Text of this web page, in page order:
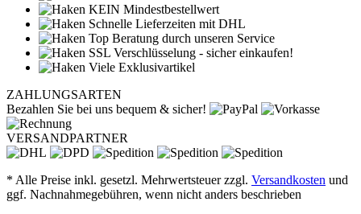
KEIN Mindestbestellwert
Schnelle Lieferzeiten mit DHL
Top Beratung durch unseren Service
SSL Verschlüsselung - sicher einkaufen!
Viele Exklusivartikel
ZAHLUNGSARTEN
Bezahlen Sie bei uns bequem & sicher!
VERSANDPARTNER
* Alle Preise inkl. gesetzl. Mehrwertsteuer zzgl. Versandkosten und
ggf. Nachnahmegebühren, wenn nicht anders beschrieben